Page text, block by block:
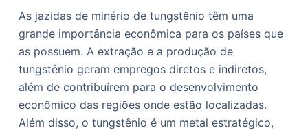
As jazidas de minério de tungstênio têm uma
grande importância econômica para os países que
as possuem. A extração e a produção de
tungstênio geram empregos diretos e indiretos,
além de contribuírem para o desenvolvimento
econômico das regiões onde estão localizadas.
Além disso, o tungstênio é um metal estratégico,